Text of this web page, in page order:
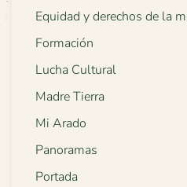
Equidad y derechos de la
Formación
Lucha Cultural
Madre Tierra
Mi Arado
Panoramas
Portada